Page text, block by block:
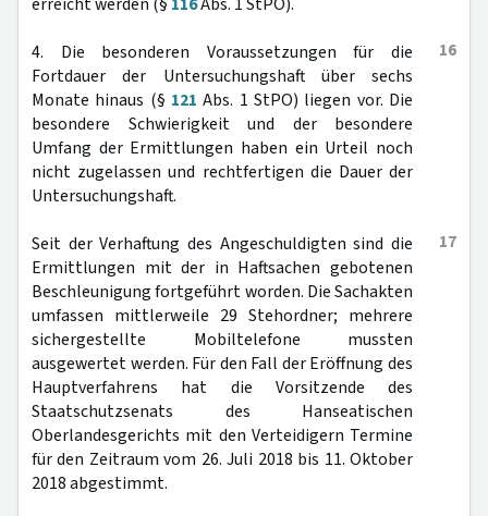
16
4. Die besonderen Voraussetzungen für die
Fortdauer der Untersuchungshaft über sechs
Monate hinaus (§ 121 Abs. 1 StPO) liegen vor. Die
besondere Schwierigkeit und der besondere
Umfang der Ermittlungen haben ein Urteil noch
nicht zugelassen und rechtfertigen die Dauer der
Untersuchungshaft.
17
Seit der Verhaftung des Angeschuldigten sind die
Ermittlungen mit der in Haftsachen gebotenen
Beschleunigung fortgeführt worden. Die Sachakten
umfassen mittlerweile 29 Stehordner; mehrere
sichergestellte Mobiltelefone mussten
ausgewertet werden. Für den Fall der Eröffnung des
Hauptverfahrens hat die Vorsitzende des
Staatschutzsenats des Hanseatischen
Oberlandesgerichts mit den Verteidigern Termine
für den Zeitraum vom 26. Juli 2018 bis 11. Oktober
2018 abgestimmt.